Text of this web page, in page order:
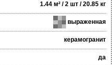
1.44 м² / 2 шт / 20.85 кг
выраженная
керамогранит
да